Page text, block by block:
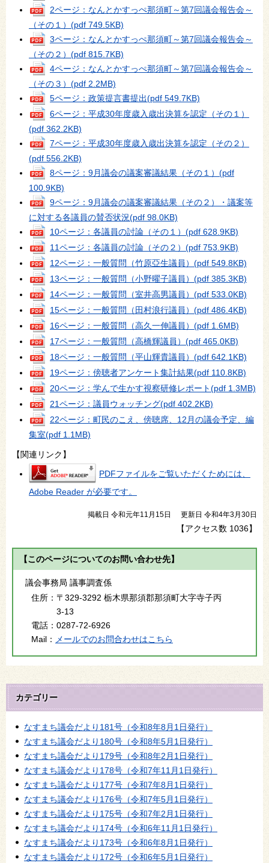
2ページ：なんとかすっぺ那須町～第7回議会報告会～
（その１） (pdf 749.5KB)
3ページ：なんとかすっぺ那須町～第7回議会報告会～
（その２） (pdf 815.7KB)
4ページ：なんとかすっぺ那須町～第7回議会報告会～
（その３） (pdf 2.2MB)
5ページ：政策提言書提出(pdf 549.7KB)
6ページ：平成30年度歳入歳出決算を認定（その１）
(pdf 362.2KB)
7ページ：平成30年度歳入歳出決算を認定（その２）
(pdf 556.2KB)
8ページ：9月議会の議案審議結果（その１） (pdf
100.9KB)
9ページ：9月議会の議案審議結果（その２）・議案等
に対する各議員の賛否状況(pdf 98.0KB)
10ページ：各議員の討論（その１） (pdf 628.9KB)
11ページ：各議員の討論（その２） (pdf 753.9KB)
12ページ：一般質問（竹原亞生議員） (pdf 549.8KB)
13ページ：一般質問（小野曜子議員） (pdf 385.3KB)
14ページ：一般質問（室井高男議員） (pdf 533.0KB)
15ページ：一般質問（田村浪行議員） (pdf 486.4KB)
16ページ：一般質問（高久一伸議員） (pdf 1.6MB)
17ページ：一般質問（高橋輝議員） (pdf 465.0KB)
18ページ：一般質問（平山輝貴議員） (pdf 642.1KB)
19ページ：傍聴者アンケート集計結果(pdf 110.8KB)
20ページ：学んで生かす視察研修レポート(pdf 1.3MB)
21ページ：議員ウォッチング(pdf 402.2KB)
22ページ：町民のこえ、傍聴席、12月の議会予定、編
集室(pdf 1.1MB)
【関連リンク】
PDFファイルをご覧いただくためには、
Adobe Reader が必要です。
掲載日 令和元年11月15日 更新日 令和4年3月30日
【アクセス数 1036】
【このページについてのお問い合わせ先】
議会事務局 議事調査係
住所： 〒329-3292 栃木県那須郡那須町大字寺子丙
3-13
電話： 0287-72-6926
Mail： メールでのお問合わせはこちら
カテゴリー
なすまち議会だより181号（令和8年8月1日発行）
なすまち議会だより180号（令和8年5月1日発行）
なすまち議会だより179号（令和8年2月1日発行）
なすまち議会だより178号（令和7年11月1日発行）
なすまち議会だより177号（令和7年8月1日発行）
なすまち議会だより176号（令和7年5月1日発行）
なすまち議会だより175号（令和7年2月1日発行）
なすまち議会だより174号（令和6年11月1日発行）
なすまち議会だより173号（令和6年8月1日発行）
なすまち議会だより172号（令和6年5月1日発行）